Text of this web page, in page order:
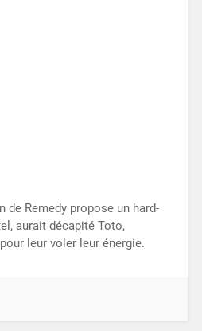
de Remedy propose un hard-
aurait décapité Toto,
leur voler leur énergie.